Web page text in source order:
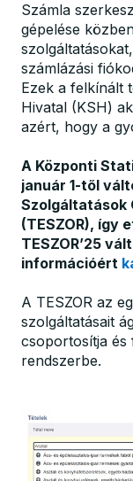
Számla
gépelése
számlázási
Ezek a felkínált
Hivatal (KSH)
azért, hogy a
A Központi
január 1-től
Szolgáltatások
(TESZOR), így
TESZOR’25
információért
A TESZOR az
szolgáltatásait
csoportosítja és
rendszerbe.